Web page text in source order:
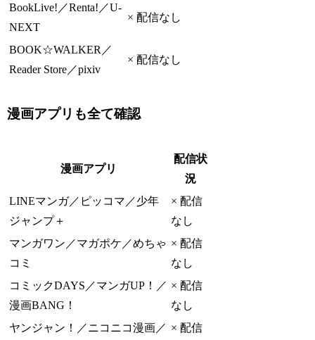
BookLive!／Renta!／U-
NEXT
× 配信なし
BOOK☆WALKER／
Reader Store／pixiv
× 配信なし
漫画アプリも全て確認
漫画アプリ
配信状
況
LINEマンガ／ピッコマ／少年
ジャンプ＋
× 配信
なし
マンガワン／マガポケ／めちゃ
コミ
× 配信
なし
コミックDAYS／マンガUP！／
漫画BANG！
× 配信
なし
ヤンジャン！／ニコニコ漫画／ × 配信